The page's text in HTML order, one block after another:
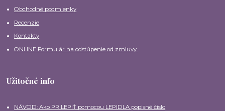
Obchodné podmienky
Recenzie
Kontakty
ONLINE Formulár na odstúpenie od zmluvy
Užitočné info
NÁVOD: Ako PRILEPIŤ pomocou LEPIDLA popisné číslo